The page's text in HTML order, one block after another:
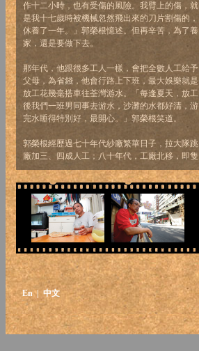
作十二小時，也有受傷的風險。我臂上的傷，就
是我十七歲時被機械忽然飛出來的刀片割傷的，
休養了一年。」郭榮根憶述。但再辛苦，為了養
家，還是要做下去。
那年代，他跟很多工人一樣，會把全數人工給予
父母，為省錢，他會行路上下班，最大娛樂就是
放工花幾毫搭車往荃灣游水。「每逢夏天，放工
後我們一班男同事去游水，沙灘的水都好清，游
完水睡得特別好，最開心。」郭榮根笑道。
郭榮根經歷過七十年代紗廠繁華日子，拉大隊跳
廠加三、四成人工；八十年代，工廠北移，即隻
身赴廣西工廠工作；直至92年，因放不下剛兩歲
的兒子，輾轉回港任嘉頓工廠機械維修技師至
今。當機械技師，郭榮根談不上喜歡與否，對那
年代的人，談理想太遙遠，默默付出，只為求家
人生活安康。
En | 中文